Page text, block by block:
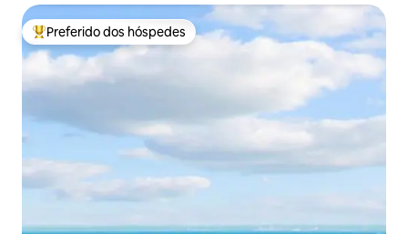
Entre os melhores preferidos dos hóspedes
Preferido dos hóspedes